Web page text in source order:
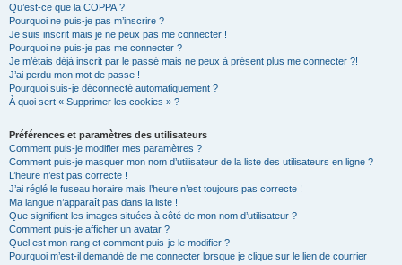
Qu’est-ce que la COPPA ?
Pourquoi ne puis-je pas m’inscrire ?
Je suis inscrit mais je ne peux pas me connecter !
Pourquoi ne puis-je pas me connecter ?
Je m’étais déjà inscrit par le passé mais ne peux à présent plus me connecter ?!
J’ai perdu mon mot de passe !
Pourquoi suis-je déconnecté automatiquement ?
À quoi sert « Supprimer les cookies » ?
Préférences et paramètres des utilisateurs
Comment puis-je modifier mes paramètres ?
Comment puis-je masquer mon nom d’utilisateur de la liste des utilisateurs en ligne ?
L’heure n’est pas correcte !
J’ai réglé le fuseau horaire mais l’heure n’est toujours pas correcte !
Ma langue n’apparaît pas dans la liste !
Que signifient les images situées à côté de mon nom d’utilisateur ?
Comment puis-je afficher un avatar ?
Quel est mon rang et comment puis-je le modifier ?
Pourquoi m’est-il demandé de me connecter lorsque je clique sur le lien de courrier